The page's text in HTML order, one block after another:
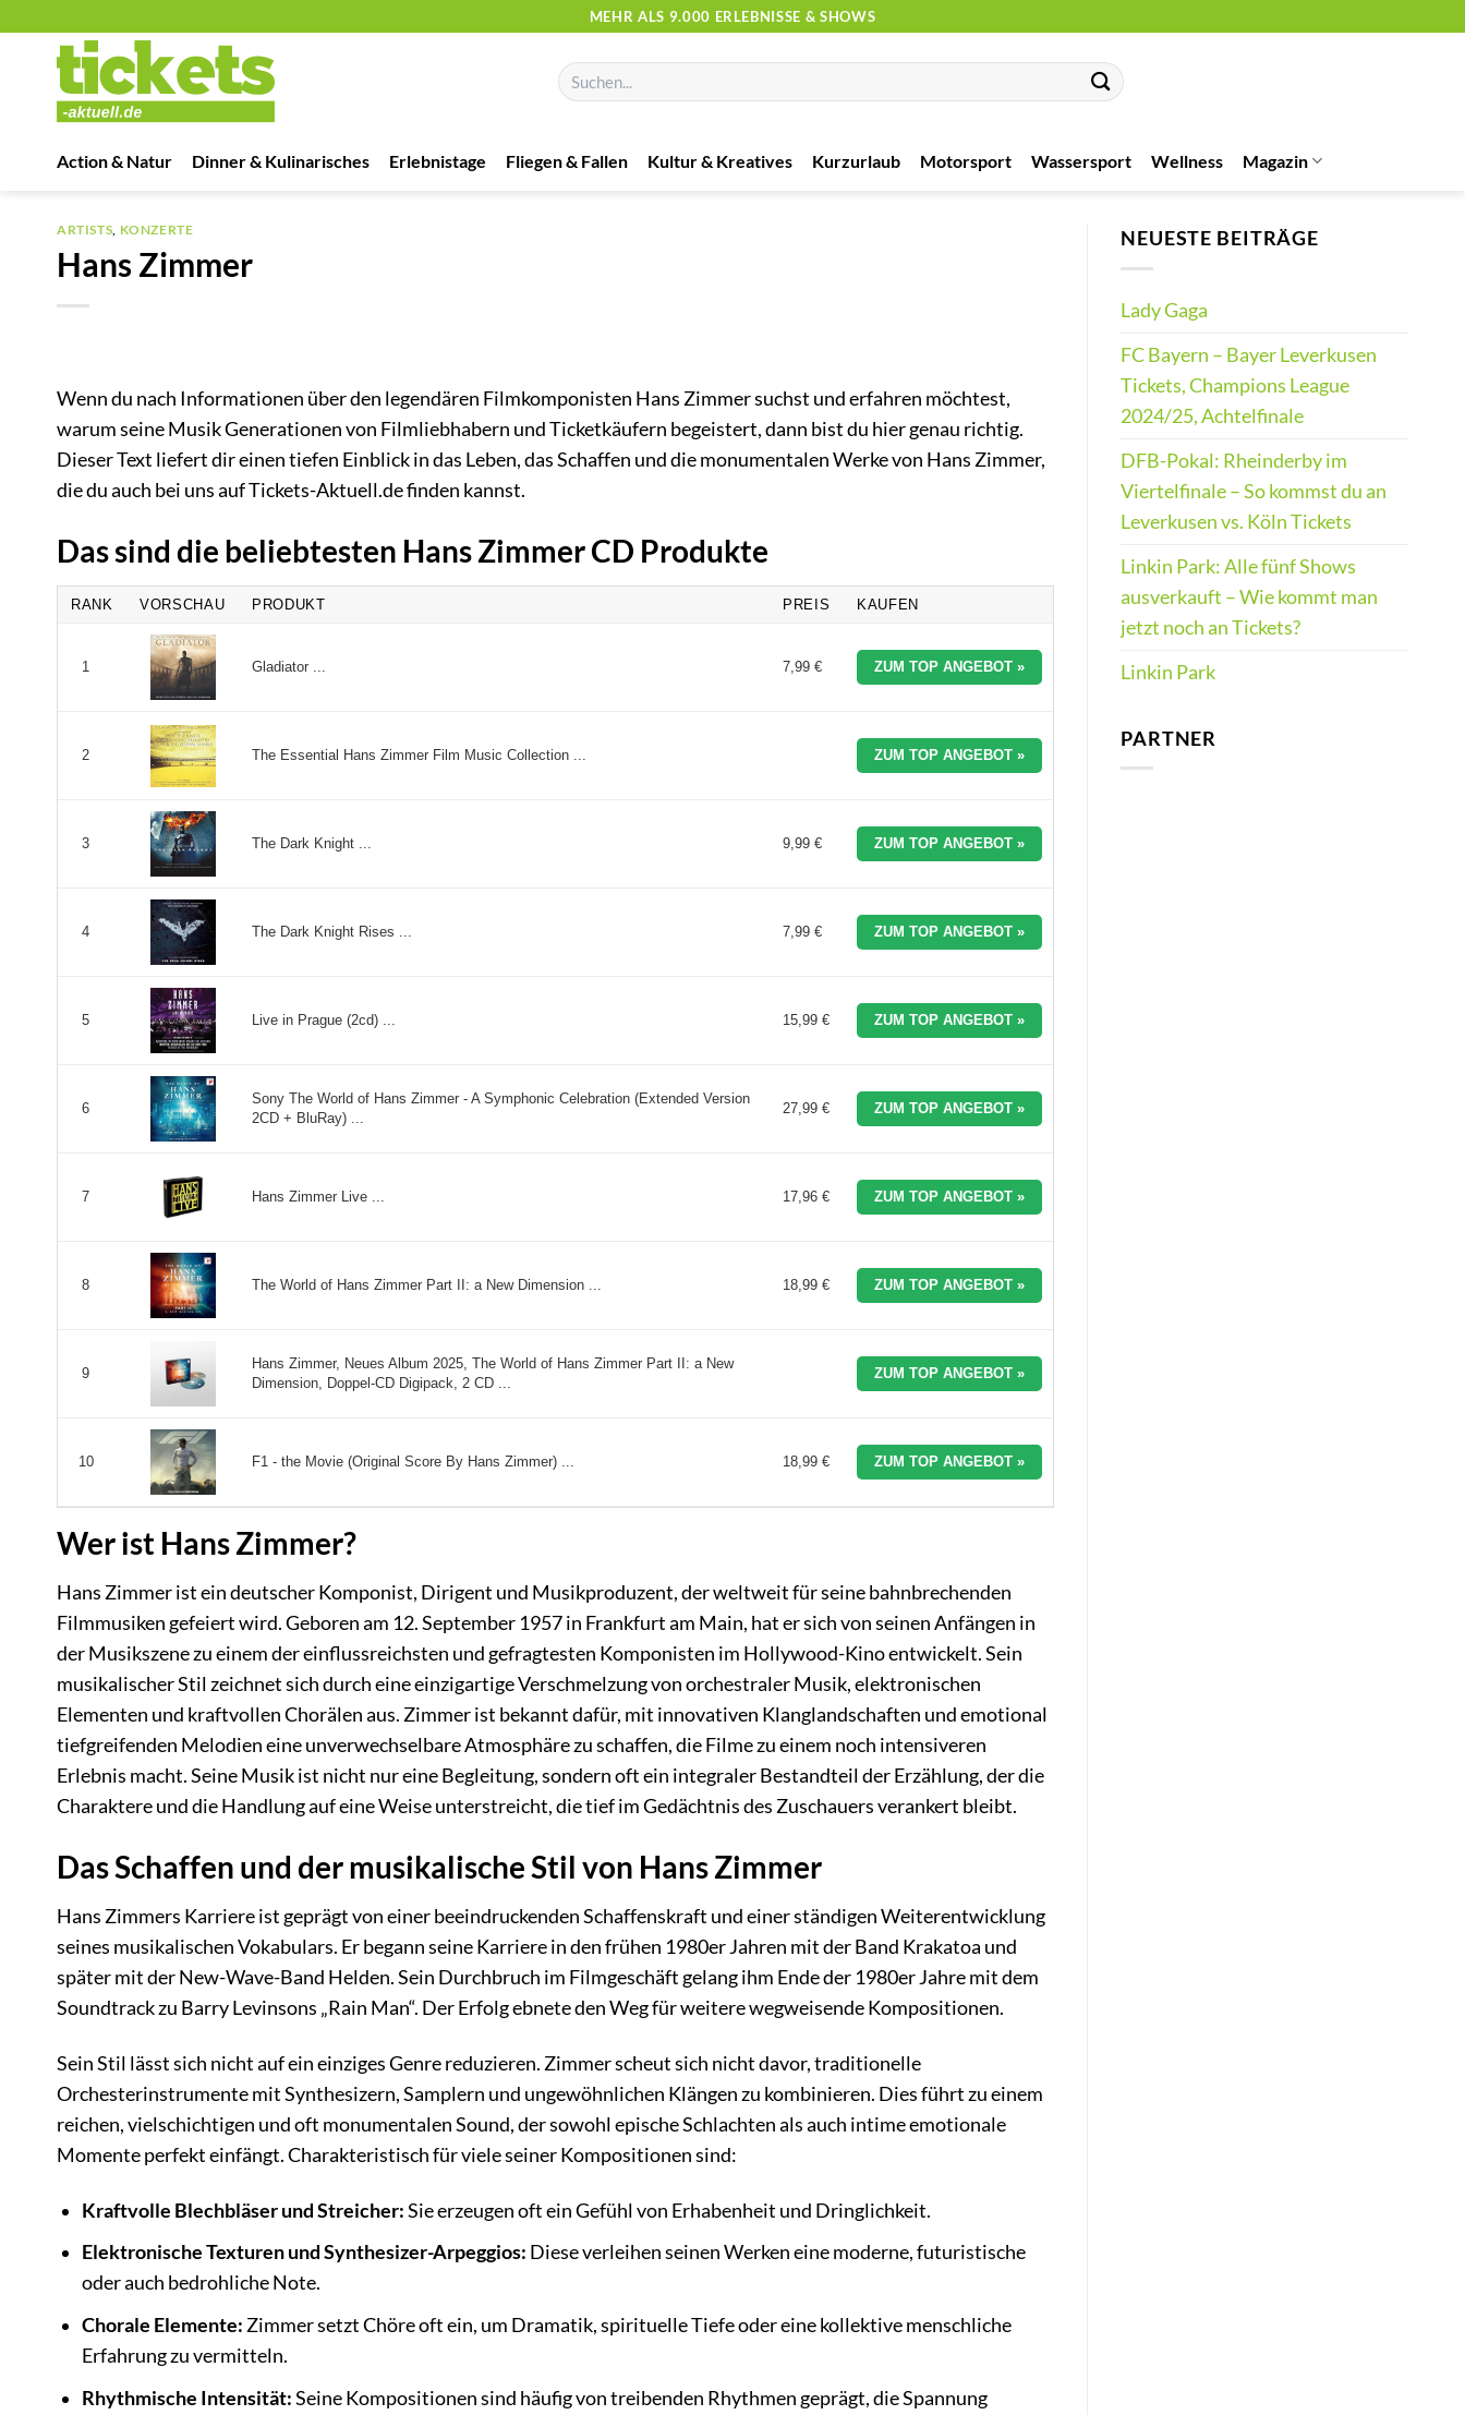
springen
MEHR ALS 9.000 ERLEBNISSE & SHOWS
Suchen
nach:
Action & Natur Dinner & Kulinarisches Erlebnistage Fliegen & Fallen Kultur & Kreatives Kurzurlaub Motorsport Wassersport Wellness Magazin
ARTISTS, KONZERTE
Hans Zimmer
Wenn du nach Informationen über den legendären Filmkomponisten Hans Zimmer suchst und erfahren möchtest,
warum seine Musik Generationen von Filmliebhabern und Ticketkäufern begeistert, dann bist du hier genau richtig.
Dieser Text liefert dir einen tiefen Einblick in das Leben, das Schaffen und die monumentalen Werke von Hans Zimmer,
die du auch bei uns auf Tickets-Aktuell.de finden kannst.
Das sind die beliebtesten Hans Zimmer CD Produkte
RANK VORSCHAU PRODUKT PREIS KAUFEN
1 Gladiator ... 7,99 € ZUM TOP ANGEBOT »
2 The Essential Hans Zimmer Film Music Collection ... ZUM TOP ANGEBOT »
3 The Dark Knight ... 9,99 € ZUM TOP ANGEBOT »
4 The Dark Knight Rises ... 7,99 € ZUM TOP ANGEBOT »
5 Live in Prague (2cd) ... 15,99 € ZUM TOP ANGEBOT »
6
Sony The World of Hans Zimmer - A Symphonic Celebration (Extended Version
2CD + BluRay) ...
27,99 € ZUM TOP ANGEBOT »
7 Hans Zimmer Live ... 17,96 € ZUM TOP ANGEBOT »
8 The World of Hans Zimmer Part II: a New Dimension ... 18,99 € ZUM TOP ANGEBOT »
9
Hans Zimmer, Neues Album 2025, The World of Hans Zimmer Part II: a New
Dimension, Doppel-CD Digipack, 2 CD ...
ZUM TOP ANGEBOT »
10 F1 - the Movie (Original Score By Hans Zimmer) ... 18,99 € ZUM TOP ANGEBOT »
Wer ist Hans Zimmer?
Hans Zimmer ist ein deutscher Komponist, Dirigent und Musikproduzent, der weltweit für seine bahnbrechenden
Filmmusiken gefeiert wird. Geboren am 12. September 1957 in Frankfurt am Main, hat er sich von seinen Anfängen in
der Musikszene zu einem der einflussreichsten und gefragtesten Komponisten im Hollywood-Kino entwickelt. Sein
musikalischer Stil zeichnet sich durch eine einzigartige Verschmelzung von orchestraler Musik, elektronischen
Elementen und kraftvollen Chorälen aus. Zimmer ist bekannt dafür, mit innovativen Klanglandschaften und emotional
tiefgreifenden Melodien eine unverwechselbare Atmosphäre zu schaffen, die Filme zu einem noch intensiveren
Erlebnis macht. Seine Musik ist nicht nur eine Begleitung, sondern oft ein integraler Bestandteil der Erzählung, der die
Charaktere und die Handlung auf eine Weise unterstreicht, die tief im Gedächtnis des Zuschauers verankert bleibt.
Das Schaffen und der musikalische Stil von Hans Zimmer
Hans Zimmers Karriere ist geprägt von einer beeindruckenden Schaffenskraft und einer ständigen Weiterentwicklung
seines musikalischen Vokabulars. Er begann seine Karriere in den frühen 1980er Jahren mit der Band Krakatoa und
später mit der New-Wave-Band Helden. Sein Durchbruch im Filmgeschäft gelang ihm Ende der 1980er Jahre mit dem
Soundtrack zu Barry Levinsons „Rain Man“. Der Erfolg ebnete den Weg für weitere wegweisende Kompositionen.
Sein Stil lässt sich nicht auf ein einziges Genre reduzieren. Zimmer scheut sich nicht davor, traditionelle
Orchesterinstrumente mit Synthesizern, Samplern und ungewöhnlichen Klängen zu kombinieren. Dies führt zu einem
reichen, vielschichtigen und oft monumentalen Sound, der sowohl epische Schlachten als auch intime emotionale
Momente perfekt einfängt. Charakteristisch für viele seiner Kompositionen sind:
Kraftvolle Blechbläser und Streicher:Sie erzeugen oft ein Gefühl von Erhabenheit und Dringlichkeit.
Elektronische Texturen und Synthesizer-Arpeggios: Diese verleihen seinen Werken eine moderne, futuristische
oder auch bedrohliche Note.
Chorale Elemente: Zimmer setzt Chöre oft ein, um Dramatik, spirituelle Tiefe oder eine kollektive menschliche
Erfahrung zu vermitteln.
Rhythmische Intensität:Seine Kompositionen sind häufig von treibenden Rhythmen geprägt, die Spannung
NEUESTE BEITRÄGE
Lady Gaga
FC Bayern – Bayer Leverkusen
Tickets, Champions League
2024/25, Achtelfinale
DFB-Pokal: Rheinderby im
Viertelfinale – So kommst du an
Leverkusen vs. Köln Tickets
Linkin Park: Alle fünf Shows
ausverkauft – Wie kommt man
jetzt noch an Tickets?
Linkin Park
PARTNER